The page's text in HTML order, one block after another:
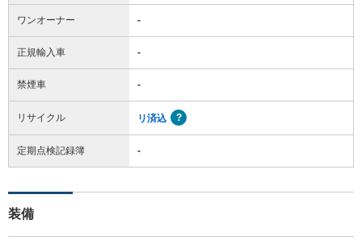
ワンオーナー -
正規輸入車 -
禁煙車 -
リサイクル リ済込
定期点検記録簿 -
装備